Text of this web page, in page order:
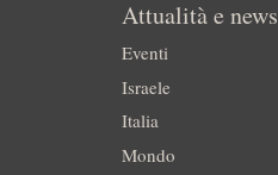
Attualità e news
Eventi
Israele
Italia
Mondo